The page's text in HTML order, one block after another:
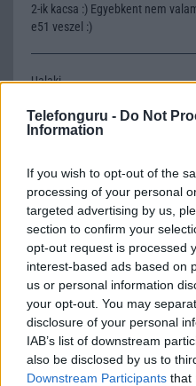
Telefonguru - Do Not
Information
If you wish to opt-out of the
processing of your personal
targeted advertising by us,
section to confirm your
opt-out request is processed
interest-based ads based on
us or personal information
your opt-out. You may
disclosure of your personal
IAB’s list of downstream
also be disclosed by us to
Downstream Participants that
2-ik kacsa :) Egyebkent nem
e51 veszel :)
Ualaki
2009-1-27 5:51:43 PM
Ualaki
2009-2-4 4:07:48 PM
Megvettem, tök király telefon,
kell órákat keresni.- Amugy nem
témákat leszedni?/ Vagy hogy
xD